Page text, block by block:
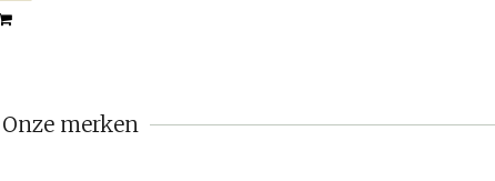
Onze merken